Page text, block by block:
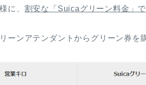
に、 割安な「Suicaグリーン料金」
ーンアテンダントからグリーン券を